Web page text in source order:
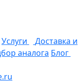
Услуги
Доставка и
аналога Блог